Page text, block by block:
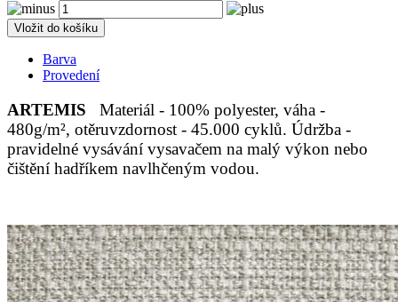
Vložit do košíku
Barva
Provedení
ARTEMIS
Materiál - 100% polyester, váha -
480g/m², otěruvzdornost - 45.000 cyklů. Údržba -
pravidelné vysávání vysavačem na malý výkon nebo
čištění hadříkem navlhčeným vodou.